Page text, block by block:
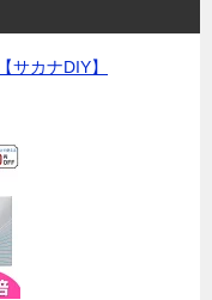
サカナDIY】